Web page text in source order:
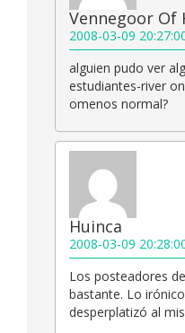
Vennegoor Of
2008-03-09
alguien pudo ver
estudiantes-river
omenos normal?
Huinca
2008-03-09
Los posteadores
bastante. Lo
desperplatizó al